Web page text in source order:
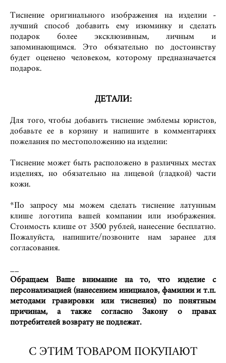
Тиснение оригинального изображения на изделии -
лучший способ добавить ему изюминку и сделать
подарок более эксклюзивным, личным и
запоминающимся.Это обязательно по достоинству
будет оценено человеком, которому предназначается
подарок.
ДЕТАЛИ:
Для того, чтобы добавить тиснение эмблемы юристов,
добавьте ее в корзину и напишите в комментариях
пожелания по местоположению на изделии:
Тиснение может быть расположено в различных местах
изделиях, но обязательно на лицевой (гладкой) части
кожи.
*По запросу мы можем сделать тиснение латунным
клише логотипа вашей компании или изображения.
Стоимость клише от 3500 рублей, нанесение бесплатно.
Пожалуйста, напишите/позвоните нам заранее для
согласования.
Обращаем Ваше внимание на то, что изделие с
персонализацией (нанесением инициалов, фамилии и т.п.
методами гравировки или тиснения) по понятным
причинам, а также согласно Закону о правах
потребителей возврату не подлежат.
C ЭТИМ ТОВАРОМ ПОКУПАЮТ